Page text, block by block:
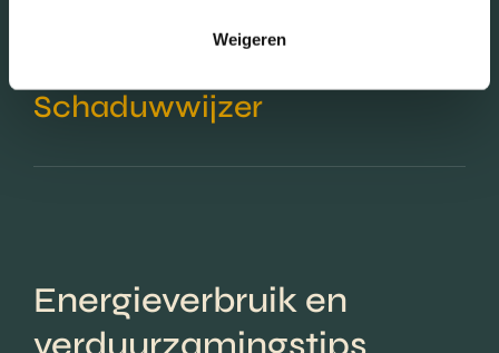
Weigeren
Schaduwwijzer
Energieverbruik en